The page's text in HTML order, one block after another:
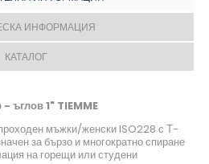
ИНФОРМАЦИЯ
КАТАЛОГ
ъглов 1" TIEMME
мъжки/женски ISO228 с Т-
за бързо и многократно спиране
на горещи или студени